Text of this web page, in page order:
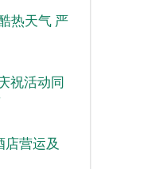
热天气 严
祝活动同
营运及